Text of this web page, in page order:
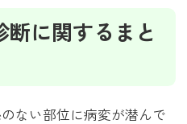
に関するまと
ない部位に病変が潜んで